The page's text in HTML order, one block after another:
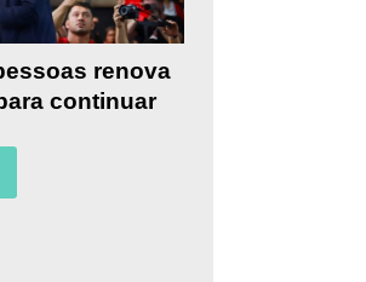
renova
continuar